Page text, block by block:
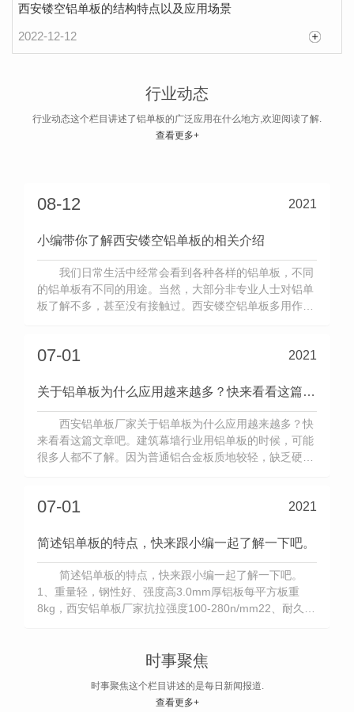
西安镂空铝单板的结构特点以及应用场景
2022-12-12
行业动态
行业动态这个栏目讲述了铝单板的广泛应用在什么地方,欢迎阅读了解.
查看更多+
行业发展迅速。作为一种优良的装饰材料，西安幕墙
铝单板的需求量越来越大。很多人也看到了铝单板行
板加工工艺并不复杂，生产线相对固定。重要的是风
商...
08-12 2021
小编带你了解西安镂空铝单板的相关介绍
我们日常生活中经常会看到各种各样的铝单板，不同
的铝单板有不同的用途。当然，大部分非专业人士对铝单
板了解不多，甚至没有接触过。西安镂空铝单板多用作金
07-01 2021
关于铝单板为什么应用越来越多？快来看看这篇文章吧。
西安铝单板厂家关于铝单板为什么应用越来越多？快
来看看这篇文章吧。建筑幕墙行业用铝单板的时候，可能
很多人都不了解。因为普通铝合金板质地较轻，缺乏硬
在竞争激烈的幕墙市场上有一席之地，站稳脚跟呢？原因
07-01 2021
简述铝单板的特点，快来跟小编一起了解一下吧。
简述铝单板的特点，快来跟小编一起了解一下吧。
1、重量轻，钢性好、强度高3.0mm厚铝板每平方板重
8kg，西安铝单板厂家抗拉强度100-280n/mm22、耐久性
喷漆工艺，铝板可加工成平面、弧型和球面...
时事聚焦
时事聚焦这个栏目讲述的是每日新闻报道.
查看更多+